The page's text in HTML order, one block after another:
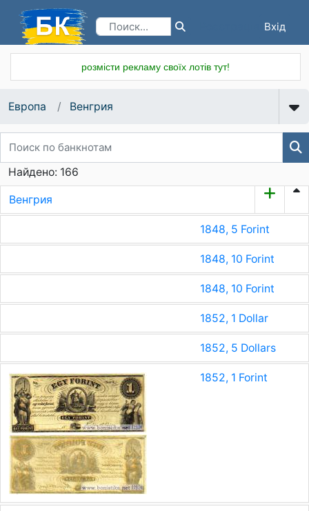
Вхід
розмісти рекламу своїх лотів тут!
Европа Венгрия
Найдено: 166
Венгрия
1848, 5 Forint
1848, 10 Forint
1848, 10 Forint
1852, 1 Dollar
1852, 5 Dollars
1852, 1 Forint